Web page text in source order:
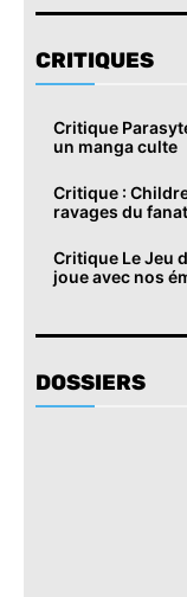
CRITIQUES
Critique
un manga culte
Critique :
ravages du
Critique Le Jeu
joue avec nos
DOSSIERS